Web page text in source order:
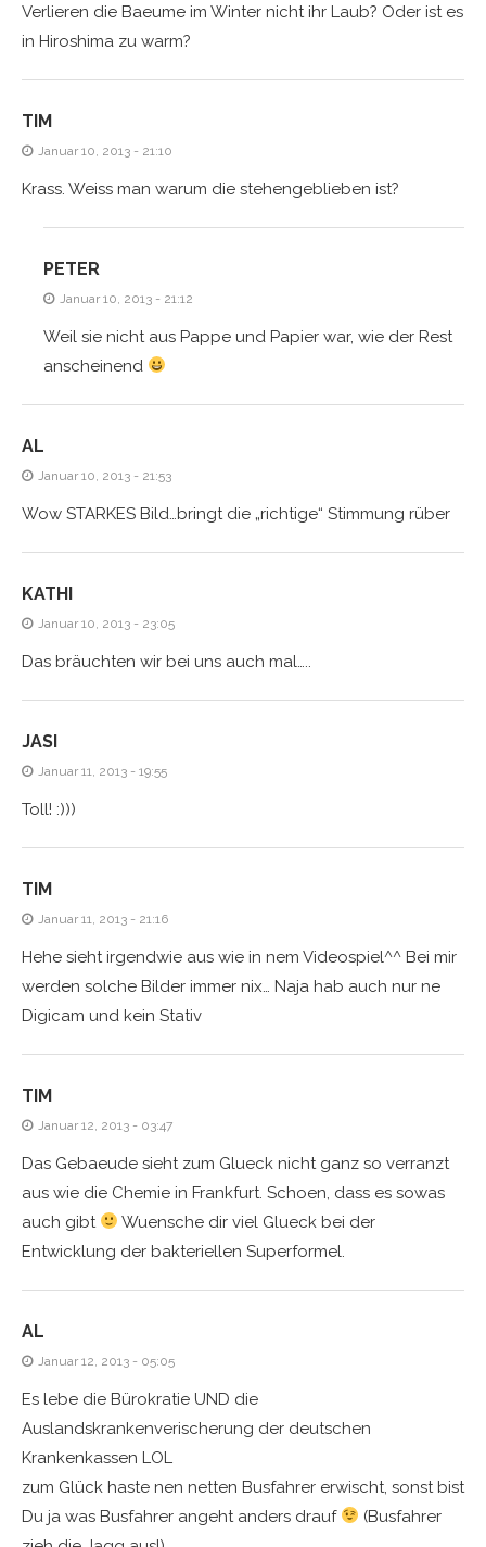
Verlieren die Baeume im Winter nicht ihr Laub? Oder ist es
in Hiroshima zu warm?
TIM
Januar 10, 2013 - 21:10
Krass. Weiss man warum die stehengeblieben ist?
PETER
Januar 10, 2013 - 21:12
Weil sie nicht aus Pappe und Papier war, wie der Rest
anscheinend
AL
Januar 10, 2013 - 21:53
Wow STARKES Bild…bringt die „richtige“ Stimmung rüber
KATHI
Januar 10, 2013 - 23:05
Das bräuchten wir bei uns auch mal…..
JASI
Januar 11, 2013 - 19:55
Toll! :)))
TIM
Januar 11, 2013 - 21:16
Hehe sieht irgendwie aus wie in nem Videospiel^^ Bei mir
werden solche Bilder immer nix… Naja hab auch nur ne
Digicam und kein Stativ
TIM
Januar 12, 2013 - 03:47
Das Gebaeude sieht zum Glueck nicht ganz so verranzt
aus wie die Chemie in Frankfurt. Schoen, dass es sowas
auch gibt
Wuensche dir viel Glueck bei der
Entwicklung der bakteriellen Superformel.
AL
Januar 12, 2013 - 05:05
Es lebe die Bürokratie UND die
Auslandskrankenverischerung der deutschen
Krankenkassen LOL
zum Glück haste nen netten Busfahrer erwischt, sonst bist
Du ja was Busfahrer angeht anders drauf
(Busfahrer